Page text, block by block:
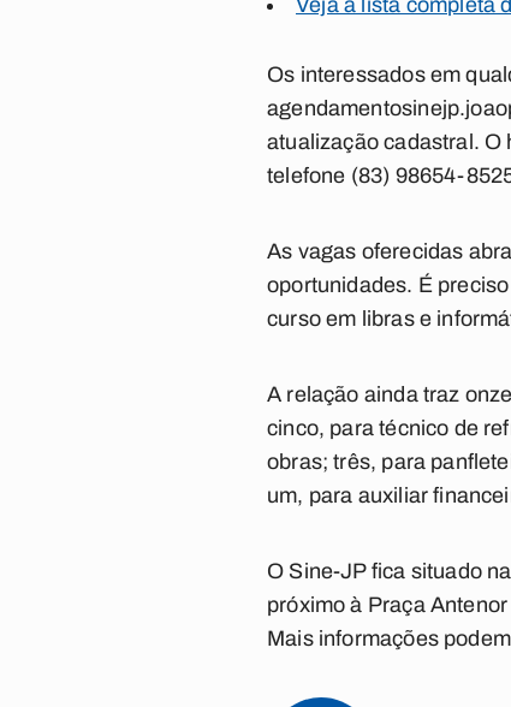
Veja a lista completa
Os interessados em
atualização cadastral. O
telefone (83) 98654-
As vagas oferecidas
oportunidades. É
curso em libras e
A relação ainda traz
cinco, para técnico de
obras; três, para
um, para auxiliar
O Sine-JP fica situado
próximo à Praça
Mais informações